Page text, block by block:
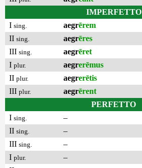
IMPERFETTO
I sing. aegrērem
II sing. aegrēres
III sing. aegrēret
I plur. aegrerēmus
II plur. aegrerētis
III plur. aegrērent
PERFETTO
I sing.
–
II sing.
–
III sing.
–
I plur.
–